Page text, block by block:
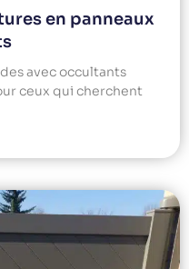
en panneaux
avec occultants
ceux qui cherchent